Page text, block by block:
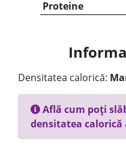
Proteine
Densitatea calorică:
Află cum poți
densitatea